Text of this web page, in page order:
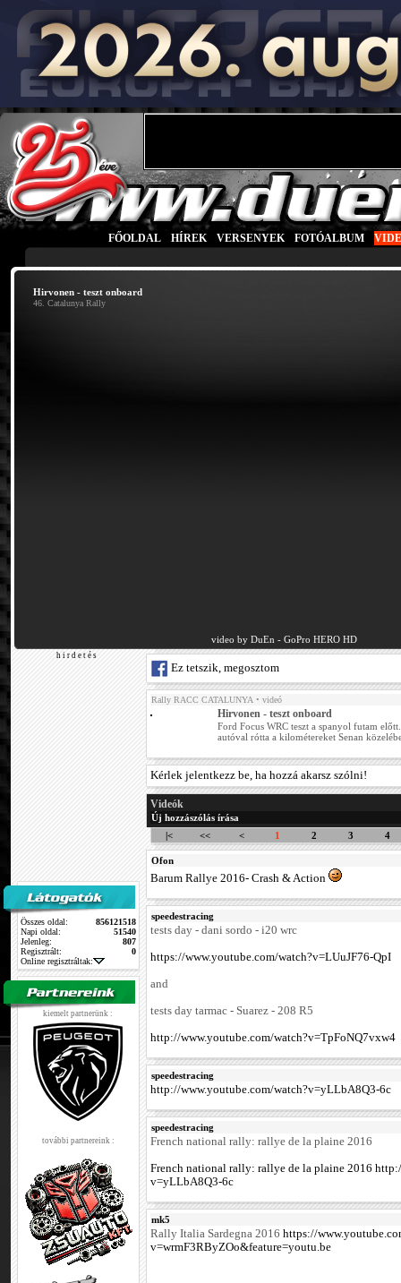
FŐOLDAL HÍREK VERSENYEK FOTÓALBUM
Hirvonen - teszt onboard
46. Catalunya Rally
video by DuEn - GoPro HERO HD
h i r d e t é s
Összes oldal:
856121518
Napi oldal:
51540
Jelenleg:
807
Regisztrált:
0
Online regisztráltak:
kiemelt partnerünk :
további partnereink :
Ez tetszik, megosztom
Rally RACC CATALUNYA • videó
Hirvonen - teszt onboard
Ford Focus WRC teszt a spanyol futam
autóval rótta a kilométereket Senan
Kérlek jelentkezz be, ha hozzá akarsz szólni!
Videók
Új hozzászólás írása
|<
<< < 1 2 3 4
Ofon
Barum Rallye 2016- Crash & Action
speedestracing
tests day - dani sordo - i20 wrc
https://www.youtube.com/watch?v=LUuJF76-QpI
and
tests day tarmac - Suarez - 208 R5
http://www.youtube.com/watch?v=TpFoNQ7vxw4
speedestracing
http://www.youtube.com/watch?v=yLLbA8Q3-6c
speedestracing
French national rally: rallye de la plaine 2016
French national rally: rallye de la plaine 2016
v=yLLbA8Q3-6c
mk5
Rally Italia Sardegna 2016 https://
v=wrmF3RByZOo&feature=youtu.be